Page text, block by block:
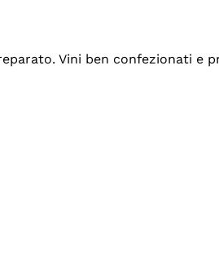
Vini ben confezionati